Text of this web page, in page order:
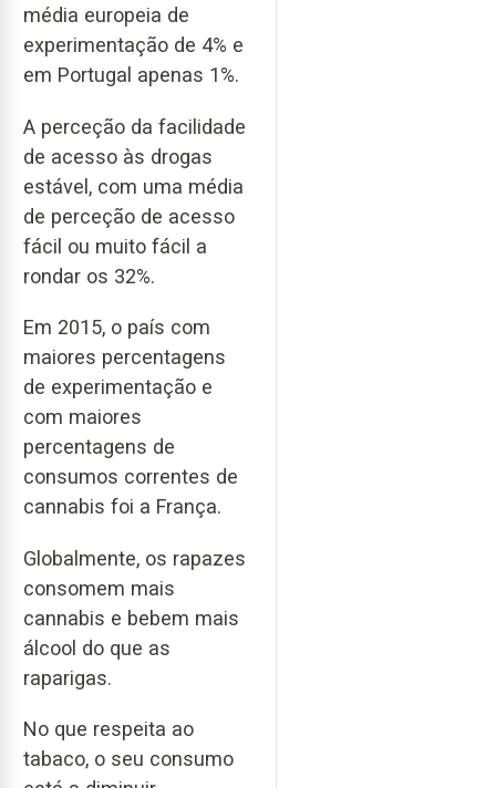
média europeia de
experimentação de 4% e
em Portugal apenas 1%.
A perceção da facilidade
de acesso às drogas
estável, com uma média
de perceção de acesso
fácil ou muito fácil a
rondar os 32%.
Em 2015, o país com
maiores percentagens
de experimentação e
com maiores
percentagens de
consumos correntes de
cannabis foi a França.
Globalmente, os rapazes
consomem mais
cannabis e bebem mais
álcool do que as
raparigas.
No que respeita ao
tabaco, o seu consumo